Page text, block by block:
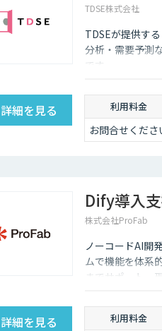
TDSE株式会社
TDSEが提供す
分析・需要予測
です。
詳細を見る 利用料金
お問合せくださ
Dify導入
株式会社ProFab
ノーコードAI開
ムで機能を体系
までサポート。
詳細を見る 利用料金